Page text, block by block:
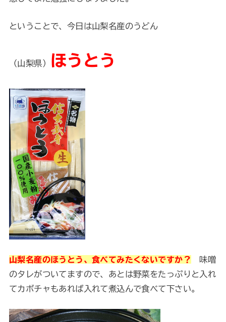
ということで、今日は山梨名産のうどん
（山梨県） ほうとう
山梨名産のほうとう、食べてみたくないですか？
味噌
のタレがついてますので、あとは野菜をたっぷりと入れ
てカボチャもあれば入れて煮込んで食べて下さい。